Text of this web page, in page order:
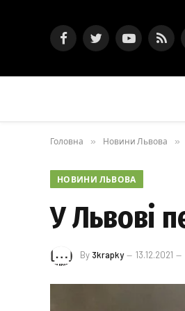
FacebookTwitterYouTubeRSS
Головна » Новини Львова »
НОВИНИ ЛЬВОВА
У Львові
By 3krapky 13.12.2021